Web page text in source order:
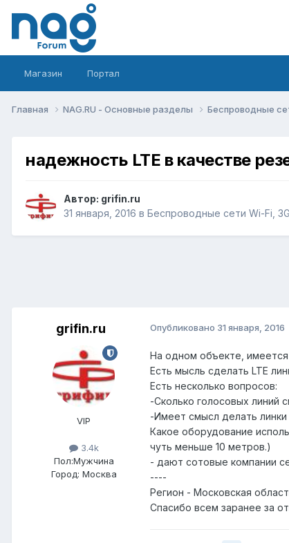
Магазин Портал
Главная NAG.RU - Основные разделы Беспроводные
надежность LTE в качестве
Автор: grifin.ru
31 января, 2016 в Беспроводные сети Wi-Fi,
grifin.ru
VIP
3.4k
Пол:Мужчина
Город: Москва
Опубликовано 31 января, 2016
На одном объекте,
Есть мысль сделать LTE
Есть несколько вопросов:
-Сколько голосовых линий
-Имеет смысл делать
Какое оборудование
чуть меньше 10 метров.)
- дают сотовые компании
----
Регион - Московская
Спасибо всем заранее за